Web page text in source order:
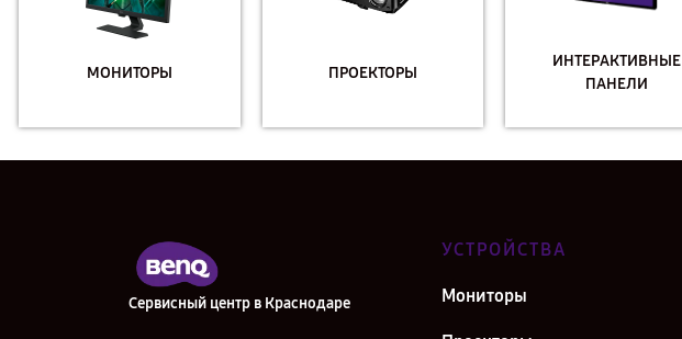
МОНИТОРЫ ПРОЕКТОРЫ
ИНТЕРАКТИВНЫЕ
ПАНЕЛИ
Сервисный центр в Краснодаре
УСТРОЙСТВА
Мониторы